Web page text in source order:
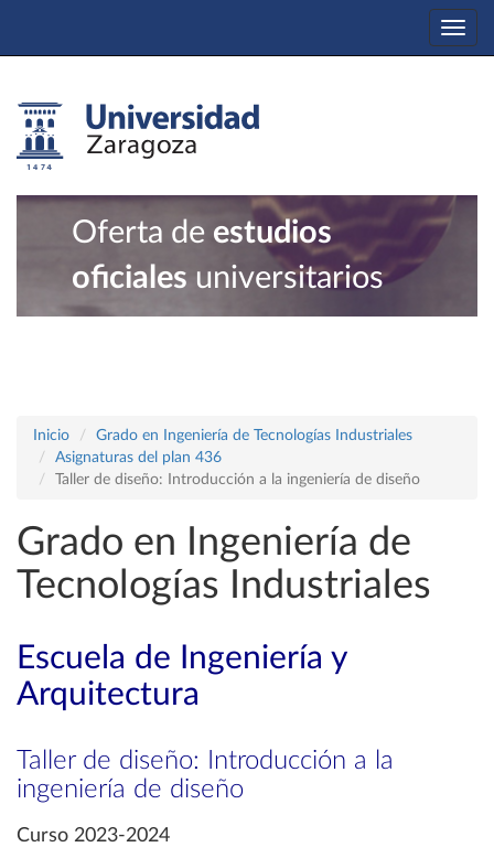
Oferta de estudios
oficiales universitarios
Inicio
Grado en Ingeniería de Tecnologías Industriales
Asignaturas del plan 436
Taller de diseño: Introducción a la ingeniería de diseño
Grado en Ingeniería de
Tecnologías Industriales
Escuela de Ingeniería y
Arquitectura
Taller de diseño: Introducción a la
ingeniería de diseño
Curso 2023-2024